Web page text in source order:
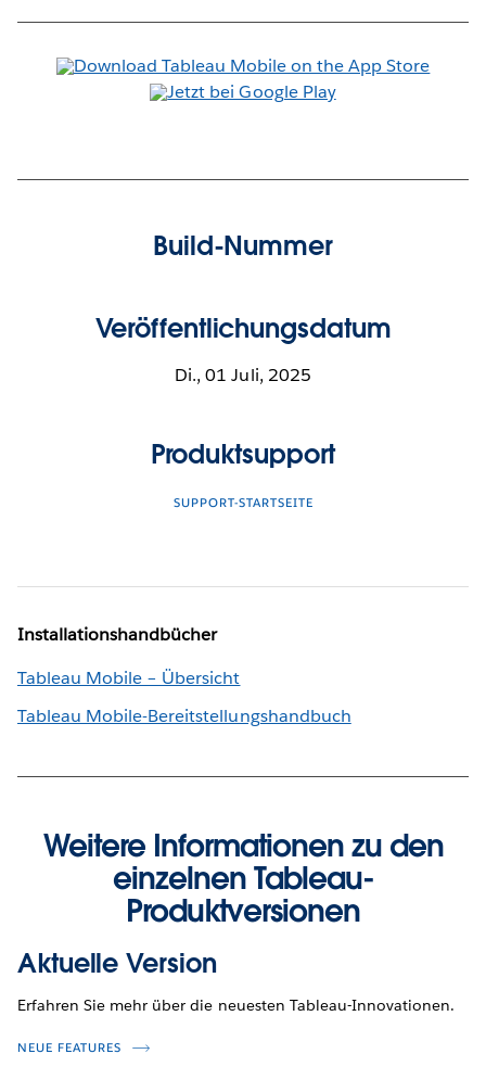
Build-Nummer
Veröffentlichungsdatum
Di., 01 Juli, 2025
Produktsupport
SUPPORT-STARTSEITE
Installationshandbücher
Tableau Mobile – Übersicht
Tableau Mobile-Bereitstellungshandbuch
Weitere Informationen zu den
einzelnen Tableau-
Produktversionen
Aktuelle Version
Erfahren Sie mehr über die neuesten Tableau-Innovationen.
NEUE FEATURES